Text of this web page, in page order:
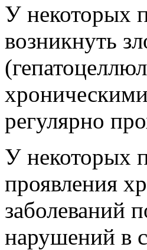
У некоторых
возникнуть
регулярно
У некоторых
проявления
заболеваний
нарушений в